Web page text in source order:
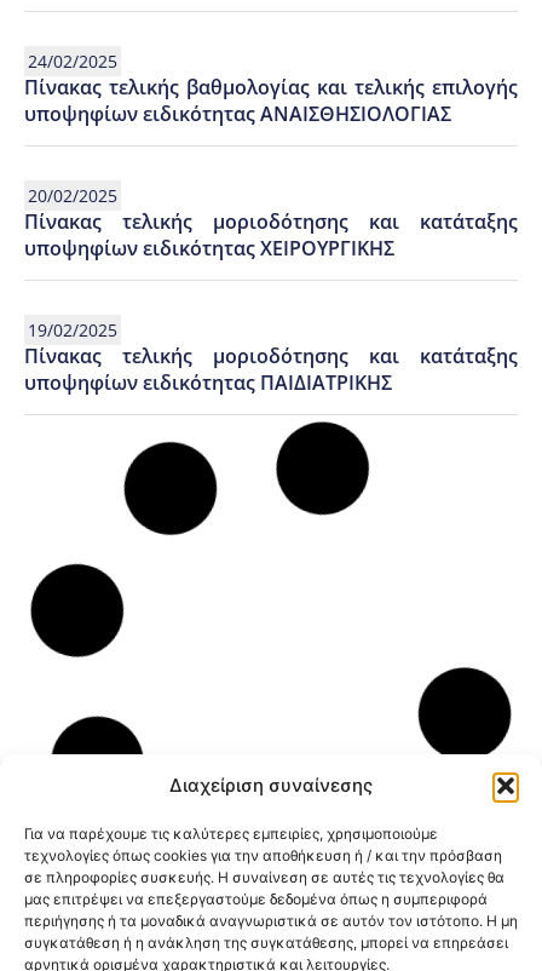
Διαχείριση συναίνεσης
Για να παρέχουμε τις καλύτερες εμπειρίες, χρησιμοποιούμε
τεχνολογίες όπως cookies για την αποθήκευση ή / και την πρόσβαση
σε πληροφορίες συσκευής. Η συναίνεση σε αυτές τις τεχνολογίες θα
μας επιτρέψει να επεξεργαστούμε δεδομένα όπως η συμπεριφορά
περιήγησης ή τα μοναδικά αναγνωριστικά σε αυτόν τον ιστότοπο. Η μη
συγκατάθεση ή η ανάκληση της συγκατάθεσης, μπορεί να επηρεάσει
αρνητικά ορισμένα χαρακτηριστικά και λειτουργίες.
24/02/2025
Πίνακας τελικής βαθμολογίας και τελικής επιλογής
υποψηφίων ειδικότητας ΑΝΑΙΣΘΗΣΙΟΛΟΓΙΑΣ
20/02/2025
Πίνακας τελικής μοριοδότησης και κατάταξης
υποψηφίων ειδικότητας ΧΕΙΡΟΥΡΓΙΚΗΣ
19/02/2025
Πίνακας τελικής μοριοδότησης και κατάταξης
υποψηφίων ειδικότητας ΠΑΙΔΙΑΤΡΙΚΗΣ